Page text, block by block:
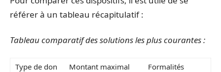
référer à un tableau récapitulatif :
Tableau comparatif des solutions les plus courantes :
Type de don
Montant maximal
Formalités